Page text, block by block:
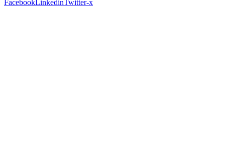
FacebookLinkedinTwitter-x